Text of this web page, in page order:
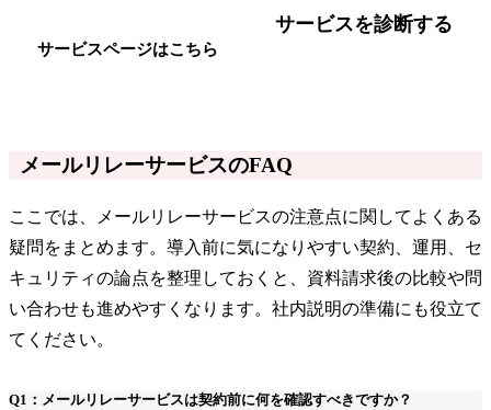
サービスページはこちら
サービスを診断する
メールリレーサービスのFAQ
ここでは、メールリレーサービスの注意点に関してよくある
疑問をまとめます。導入前に気になりやすい契約、運用、セ
キュリティの論点を整理しておくと、資料請求後の比較や問
い合わせも進めやすくなります。社内説明の準備にも役立て
てください。
Q1：メールリレーサービスは契約前に何を確認すべきですか？